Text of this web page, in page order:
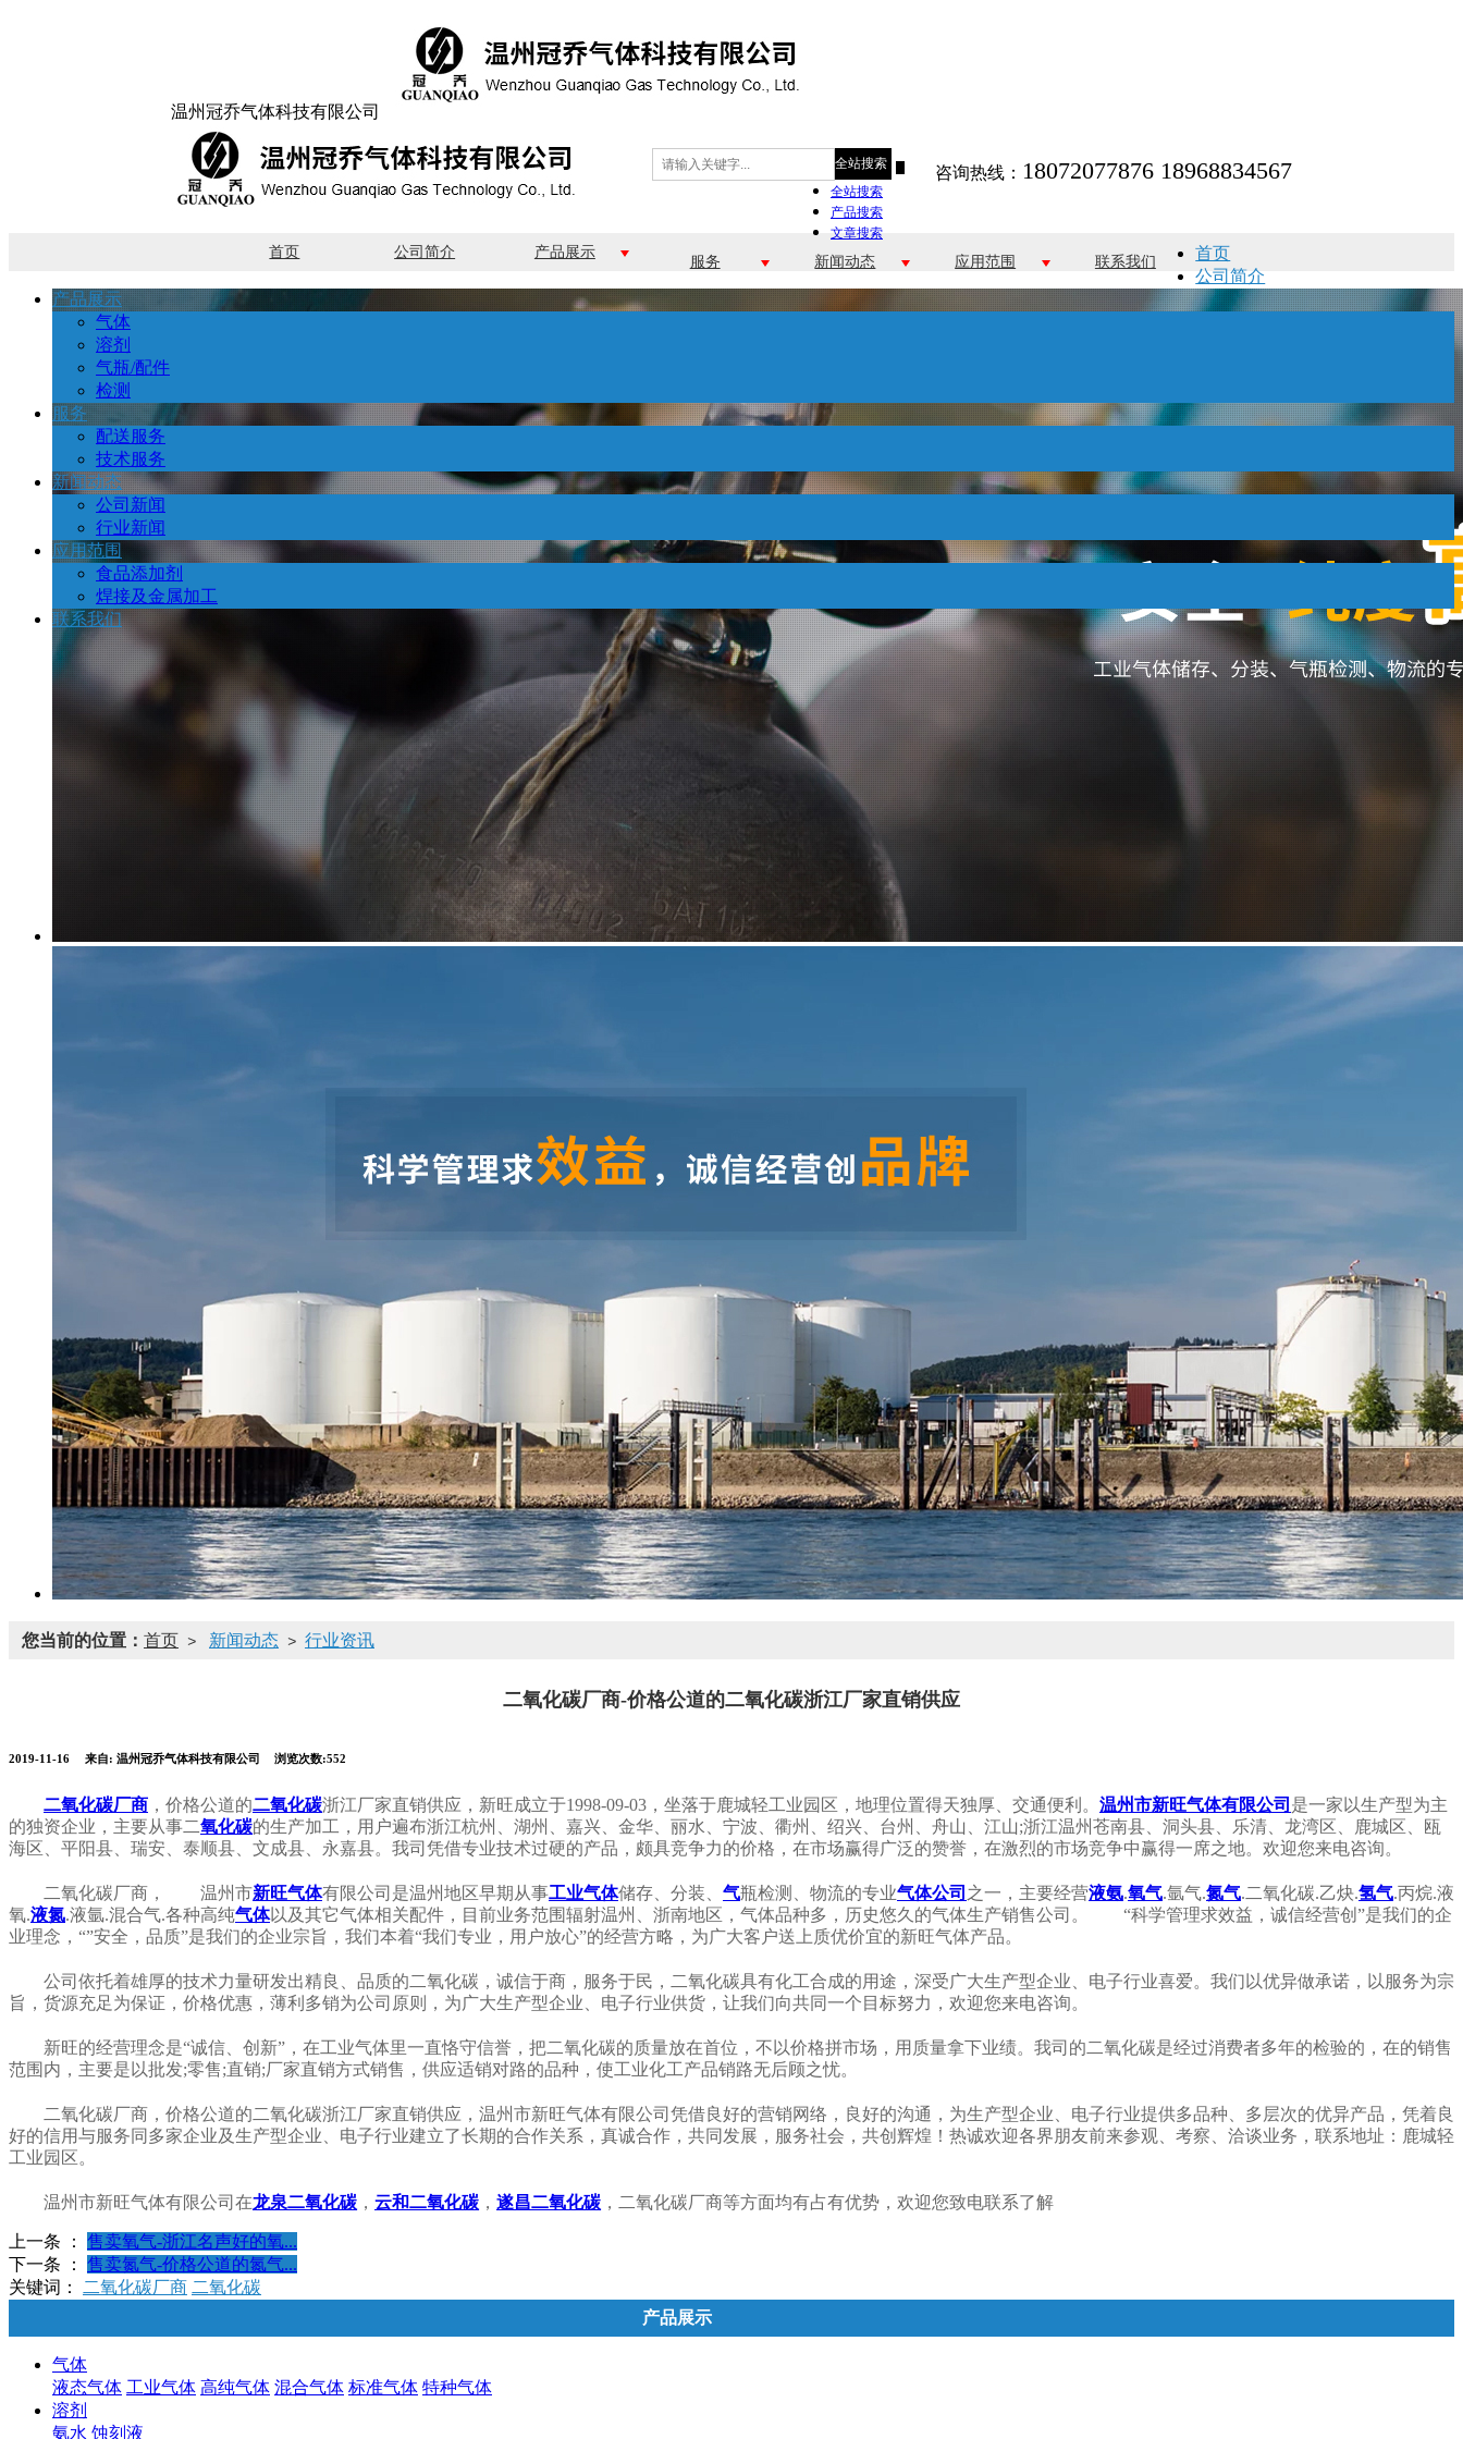
温州冠乔气体科技有限公司
咨询热线： 18072077876 18968834567
全站搜索
全站搜索
产品搜索
文章搜索
首页 公司简介 产品展示
服务 新闻动态 应用范围 联系我们
首页
公司简介
产品展示
气体
溶剂
气瓶/配件
检测
服务
配送服务
技术服务
新闻动态
公司新闻
行业新闻
应用范围
食品添加剂
焊接及金属加工
联系我们
您当前的位置： 首页 > 新闻动态 > 行业资讯
二氧化碳厂商-价格公道的二氧化碳浙江厂家直销供应
2019-11-16 来自: 温州冠乔气体科技有限公司 浏览次数:552
二氧化碳厂商 ，价格公道的二氧化碳浙江厂家直销供应，新旺成立于1998-09-03，坐落于鹿城轻工业园区，地理位置得天独厚、交通便利。 温州市新旺气体有限公司 是一家以生产型为主
的独资企业，主要从事二氧化碳的生产加工，用户遍布浙江杭州、湖州、嘉兴、金华、丽水、宁波、衢州、绍兴、台州、舟山、江山;浙江温州苍南县、洞头县、乐清、龙湾区、鹿城区、瓯
海区、平阳县、瑞安、泰顺县、文成县、永嘉县。我司凭借专业技术过硬的产品，颇具竞争力的价格，在市场赢得广泛的赞誉，在激烈的市场竞争中赢得一席之地。欢迎您来电咨询。
二氧化碳厂商， 温州市新旺气体有限公司是温州地区早期从事工业气体储存、分装、 气瓶检测、物流的专业气体公司 之一，主要经营液氨.氧气.氩气.氮气.二氧化碳.乙炔.氢气.丙烷.液
氧.液氮.液氩.混合气.各种高纯气体以及其它气体相关配件，目前业务范围辐射温州、浙南地区，气体品种多，历史悠久的气体生产销售公司。 “科学管理求效益，诚信经营创”是我们的企
业理念，“”安全，品质”是我们的企业宗旨，我们本着“我们专业，用户放心”的经营方略，为广大客户送上质优价宜的新旺气体产品。
公司依托着雄厚的技术力量研发出精良、品质的二氧化碳，诚信于商，服务于民，二氧化碳具有化工合成的用途，深受广大生产型企业、电子行业喜爱。我们以优异做承诺，以服务为宗
旨，货源充足为保证，价格优惠，薄利多销为公司原则，为广大生产型企业、电子行业供货，让我们向共同一个目标努力，欢迎您来电咨询。
新旺的经营理念是“诚信、创新”，在工业气体里一直恪守信誉，把二氧化碳的质量放在首位，不以价格拼市场，用质量拿下业绩。我司的二氧化碳是经过消费者多年的检验的，在的销售
范围内，主要是以批发;零售;直销;厂家直销方式销售，供应适销对路的品种，使工业化工产品销路无后顾之忧。
二氧化碳厂商，价格公道的二氧化碳浙江厂家直销供应，温州市新旺气体有限公司凭借良好的营销网络，良好的沟通，为生产型企业、电子行业提供多品种、多层次的优异产品，凭着良
好的信用与服务同多家企业及生产型企业、电子行业建立了长期的合作关系，真诚合作，共同发展，服务社会，共创辉煌！热诚欢迎各界朋友前来参观、考察、洽谈业务，联系地址：鹿城轻
工业园区。
温州市新旺气体有限公司在龙泉二氧化碳 ， 云和二氧化碳 ， 遂昌二氧化碳 ，二氧化碳厂商等方面均有占有优势，欢迎您致电联系了解
上一条 ：
售卖氧气-浙江名声好的氧...
下一条 ：
售卖氮气-价格公道的氮气...
关键词：
二氧化碳厂商 二氧化碳
产品展示
气体
液态气体 工业气体 高纯气体 混合气体 标准气体 特种气体
溶剂
氨水 蚀刻液